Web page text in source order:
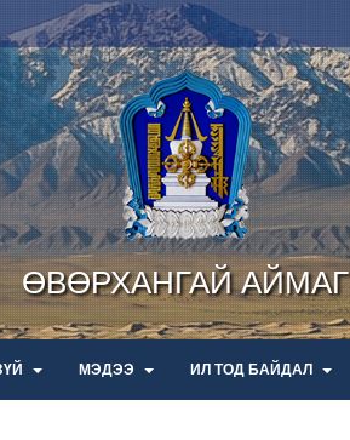
ӨВӨРХАНГАЙ АЙМАГ
МЭДЭЭ ИЛ ТОД БАЙДАЛ